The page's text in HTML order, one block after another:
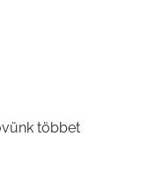
többet